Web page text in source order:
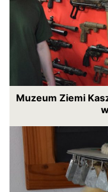
Muzeum Ziemi